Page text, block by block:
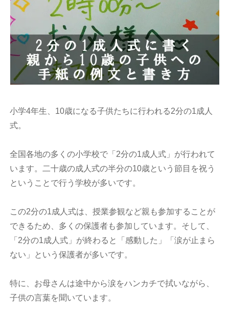
小学4年生、10歳になる子供たちに行われる2分の1成人
式。
全国各地の多くの小学校で「2分の1成人式」が行われて
います。二十歳の成人式の半分の10歳という節目を祝う
ということで行う学校が多いです。
この2分の1成人式は、授業参観など親も参加することが
できるため、多くの保護者も参加しています。そして、
「2分の1成人式」が終わると「感動した」「涙が止まら
ない」という保護者が多いです。
特に、お母さんは途中から涙をハンカチで拭いながら、
子供の言葉を聞いています。